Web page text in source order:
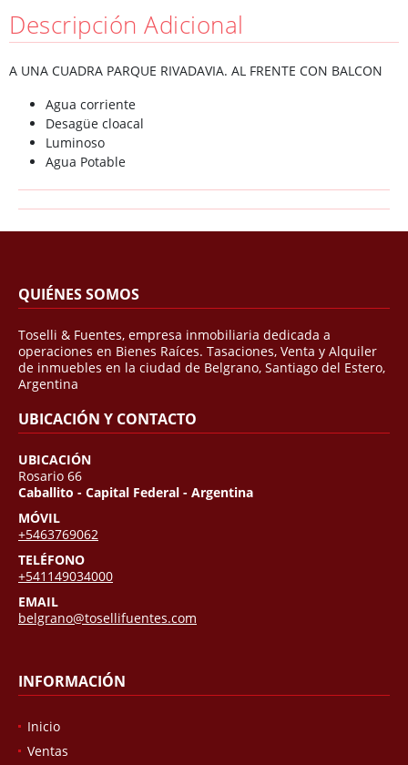
Descripción Adicional
A UNA CUADRA PARQUE RIVADAVIA. AL FRENTE CON BALCON
Agua corriente
Desagüe cloacal
Luminoso
Agua Potable
QUIÉNES SOMOS
Toselli & Fuentes, empresa inmobiliaria dedicada a
operaciones en Bienes Raíces. Tasaciones, Venta y Alquiler
de inmuebles en la ciudad de Belgrano, Santiago del Estero,
Argentina
UBICACIÓN Y CONTACTO
UBICACIÓN
Rosario 66
Caballito - Capital Federal - Argentina
MÓVIL
+5463769062
TELÉFONO
+541149034000
EMAIL
belgrano@tosellifuentes.com
INFORMACIÓN
Inicio
Ventas